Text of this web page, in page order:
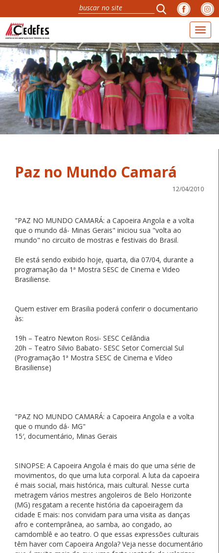
Paz no Mundo Camará
12/04/2010
"PAZ NO MUNDO CAMARÁ: a Capoeira Angola e a volta
que o mundo dá- Minas Gerais" iniciou sua "volta ao
mundo" no circuito de mostras e festivais do Brasil.
Ele está sendo exibido hoje, quarta, dia 07/04, durante a
programação da 1ª Mostra SESC de Cinema e Video
Brasiliense.
Quem estiver em Brasilia poderá conferir o documentario
às:
19h – Teatro Newton Rosi- SESC Ceilândia
20h – Teatro Silvio Babato- SESC Setor Comercial Sul
(Programação 1ª Mostra SESC de Cinema e Vídeo
Brasiliense)
"PAZ NO MUNDO CAMARÁ: a Capoeira Angola e a volta
que o mundo dá- MG"
15′, documentário, Minas Gerais
SINOPSE: A Capoeira Angola é mais do que uma série de
movimentos, do que uma luta corporal. A luta da capoeira
é mais social, mais histórica, mais cultural. Nesse curta
metragem vários mestres angoleiros de Belo Horizonte
(MG) resgatam a recente história da capoeiragem da
cidade E mais: nos convidam para uma visita as danças
afro e contemprânea, ao samba, ao congado, ao
camdomblê e ao teatro. O que essas expressões culturais
têm haver com Capoeira Angola? Veja nesse documentário